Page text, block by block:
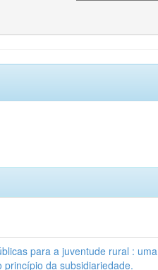
para a juventude rural : uma
da subsidiariedade.